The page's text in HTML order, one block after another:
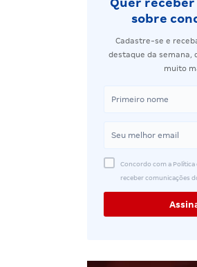
Quer
sobre
Cadastre-se e
destaque da semana,
muito
Concordo com a Política
receber comunicações